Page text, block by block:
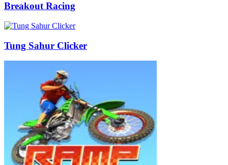
Breakout Racing
Tung Sahur Clicker